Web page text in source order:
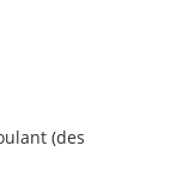
(des